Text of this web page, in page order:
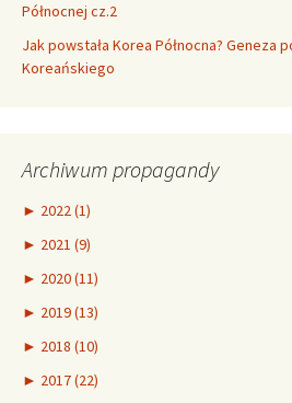
Północnej cz.2
Jak powstała Korea Północna? Geneza
Koreańskiego
Archiwum propagandy
► 2022 (1)
► 2021 (9)
► 2020 (11)
► 2019 (13)
► 2018 (10)
► 2017 (22)